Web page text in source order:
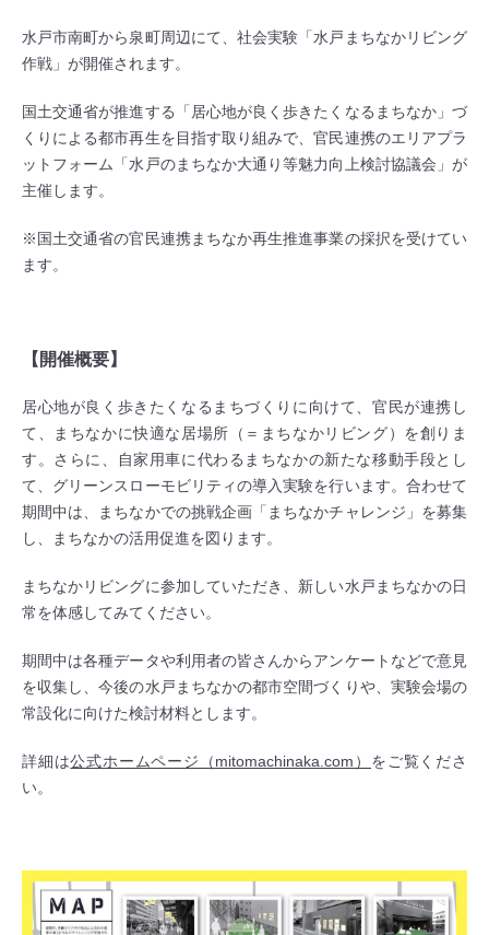
水戸市南町から泉町周辺にて、社会実験「水戸まちなかリビング
作戦」が開催されます。
国土交通省が推進する「居心地が良く歩きたくなるまちなか」づ
くりによる都市再生を目指す取り組みで、官民連携のエリアプラ
ットフォーム「水戸のまちなか大通り等魅力向上検討協議会」が
主催します。
※国土交通省の官民連携まちなか再生推進事業の採択を受けてい
ます。
【開催概要】
居心地が良く歩きたくなるまちづくりに向けて、官民が連携し
て、まちなかに快適な居場所（＝まちなかリビング）を創りま
す。さらに、自家用車に代わるまちなかの新たな移動手段とし
て、グリーンスローモビリティの導入実験を行います。合わせて
期間中は、まちなかでの挑戦企画「まちなかチャレンジ」を募集
し、まちなかの活用促進を図ります。
まちなかリビングに参加していただき、新しい水戸まちなかの日
常を体感してみてください。
期間中は各種データや利用者の皆さんからアンケートなどで意見
を収集し、今後の水戸まちなかの都市空間づくりや、実験会場の
常設化に向けた検討材料とします。
詳細は公式ホームページ（mitomachinaka.com） をご覧くださ
い。